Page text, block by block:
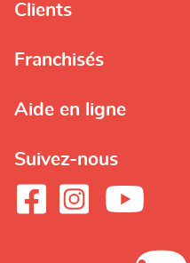
Clients
Franchisés
Aide en ligne
Suivez-nous